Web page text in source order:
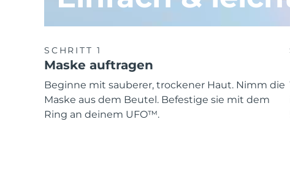
SCHRITT 1
Maske auftragen
Beginne mit sauberer, trockener Haut. Nimm die
Maske aus dem Beutel. Befestige sie mit dem
Ring an deinem UFO™.